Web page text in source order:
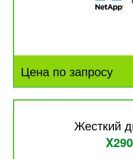
Цена по запросу
Жесткий